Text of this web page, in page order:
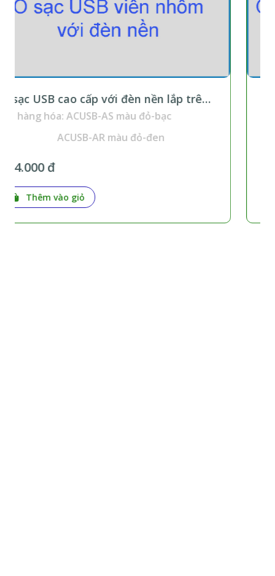
lắp trên
Ổ cắm đa năng cao cấp với đèn
trên thanh ray
Mã hàng hóa: LUVS-AB màu đen
LUVS-AR màu đỏ